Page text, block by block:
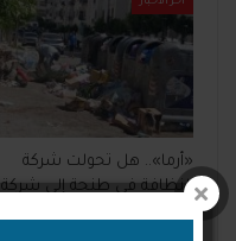
آخر الأخبار
«أرما».. هل تحولت شركة
النظافة في طنجة إلى شركة